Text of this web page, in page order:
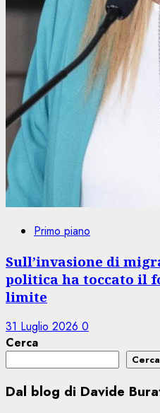
Primo piano
Sull’invasione di
politica ha toccato il
limite
31 Luglio 2026 0
Cerca
Cerca
Dal blog di Davide